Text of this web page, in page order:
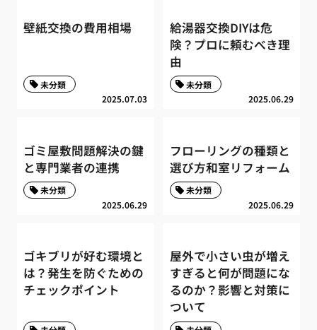
壁紙交換の費用相場
2025.07.03
未分類
給湯器交換DIYは危
険？プロに頼むべき理
由
2025.06.29
未分類
ゴミ屋敷問題解決の鍵
と専門業者の連携
2025.06.29
未分類
フローリングの種類と
選び方和室リフォーム
2025.06.29
未分類
ゴキブリが好む環境と
は？発生を防ぐための
チェックポイント
屋外で小さい虫が増え
すぎると何が問題にな
るのか？影響と対策に
ついて